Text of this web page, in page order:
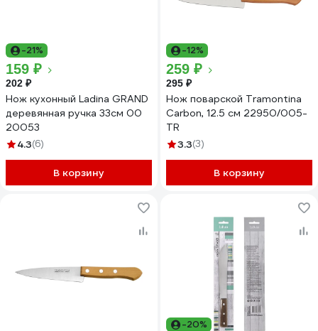
-21%
159 ₽
202 ₽
Нож кухонный Ladina GRAND
деревянная ручка 33см 00
20053
4.3(6)
В корзину
-12%
259 ₽
295 ₽
Нож поварской Tramontina
Carbon, 12.5 см 22950/005-
TR
3.3(3)
В корзину
-20%